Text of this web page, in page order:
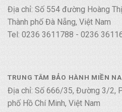
Địa chỉ: Số 554 đường Hoàng
Thành phố Đà Nẵng, Việt Nam
Tel: 0236 3611788 - 0236
TRUNG TÂM BẢO HÀNH MIỀN
Địa chỉ: Số 666/35, Đường 3/2,
phố Hồ Chí Minh, Việt Nam